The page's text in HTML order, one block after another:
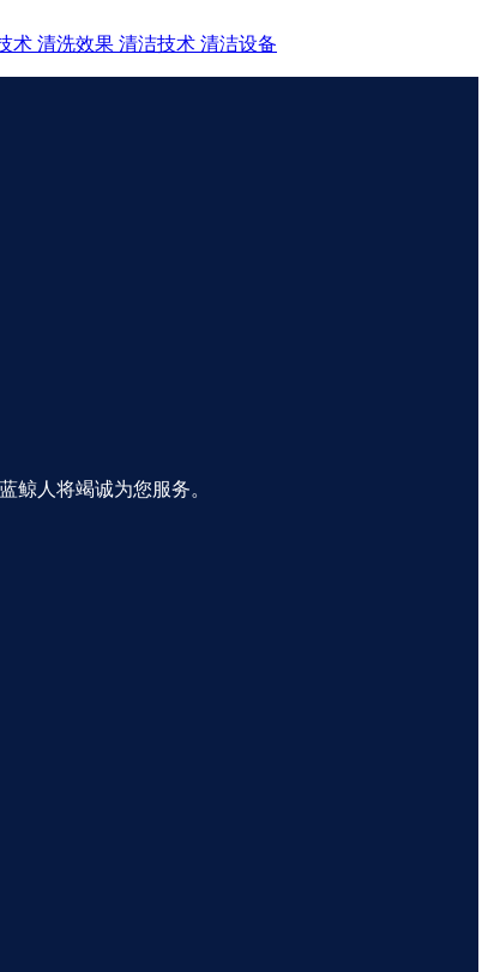
术 清洗效果 清洁技术 清洁设备
鲸人将竭诚为您服务。